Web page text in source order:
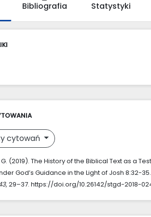
Bibliografia Statystyki
cytowań
(2019). The History of the Biblical Text as a
God’s Guidance in the Light of Josh 8:32-35.
, 29–37. https://doi.org/10.26142/stgd-2018-